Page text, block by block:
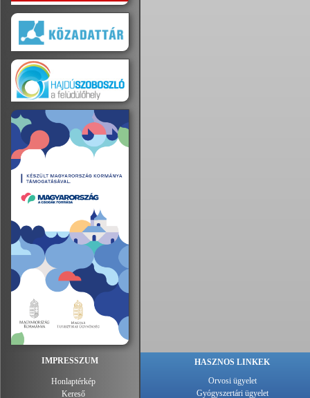
IMPRESSZUM
Honlaptérkép
Kereső
HASZNOS LINKEK
Orvosi ügyelet
Gyógyszertári ügyelet